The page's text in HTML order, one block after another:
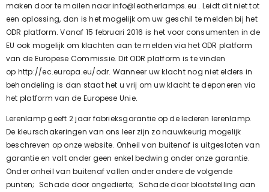
maken door te mailen naarinfo@leatherlamps.eu . Leidt dit niet tot
een oplossing, dan is het mogelijk om uw geschil te melden bij het
ODR platform. Vanaf 15 februari 2016 is het voor consumenten in de
EU ook mogelijk om klachten aan te melden via het ODR platform
van de Europese Commissie. Dit ODR platform is te vinden
op http://ec.europa.eu/odr. Wanneer uw klacht nog niet elders in
behandeling is dan staat het u vrij om uw klacht te deponeren via
het platform van de Europese Unie.
Lerenlamp geeft 2 jaar fabrieksgarantie op de lederen lerenlamp.
De kleurschakeringen van ons leer zijn zo nauwkeurig mogelijk
beschreven op onze website. Onheil van buitenaf is uitgesloten van
garantie en valt onder geen enkel bedwing onder onze garantie.
Onder onheil van buitenaf vallen onder andere de volgende
punten; Schade door ongedierte; Schade door blootstelling aan